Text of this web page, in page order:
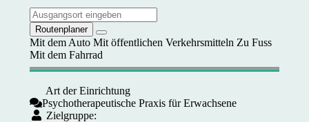
Routenplaner
Mit dem Auto Mit öffentlichen Verkehrsmitteln Zu Fuss
Mit dem Fahrrad
Art der Einrichtung
Psychotherapeutische Praxis für Erwachsene
Zielgruppe: